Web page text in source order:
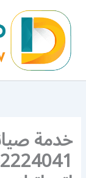
المحتوى
خدمة